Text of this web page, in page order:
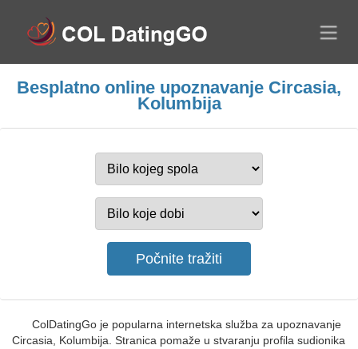
Besplatno online upoznavanje Circasia,
Kolumbija
ColDatingGo je popularna internetska služba za upoznavanje
Circasia, Kolumbija. Stranica pomaže u stvaranju profila sudionika